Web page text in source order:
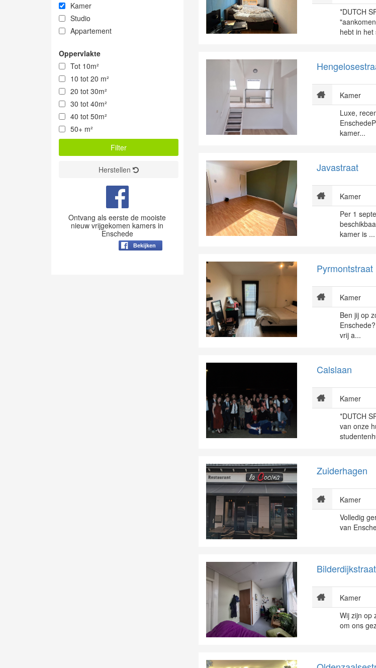
Kamer
Studio
Appartement
Oppervlakte
Tot 10m²
10 tot 20 m²
20 tot 30m²
30 tot 40m²
40 tot 50m²
50+ m²
Herstellen
Ontvang als eerste de mooiste
nieuw vrijgekomen kamers in
Enschede
Bekijken
*DUTCH
hebt in het
Kamer
Luxe,
kamer...
Javastraat
Kamer
Per 1
kamer is ...
Pyrmontstraat
Kamer
Ben jij op
vrij a...
Calslaan
Kamer
*DUTCH
van onze
Zuiderhagen
Kamer
Volledig
van
Bilderdijkstraat
Kamer
Wij zijn op
om ons